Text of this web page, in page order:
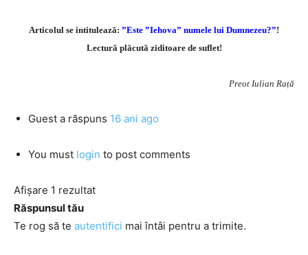
Articolul se intitulează: ”Este ”Iehova” numele lui Dumnezeu?”!
Lectură plăcută ziditoare de suflet!
Preot Iulian Rață
Guest a răspuns 16 ani ago
You must login to post comments
Afișare 1 rezultat
Răspunsul tău
Te rog să te autentifici mai întâi pentru a trimite.